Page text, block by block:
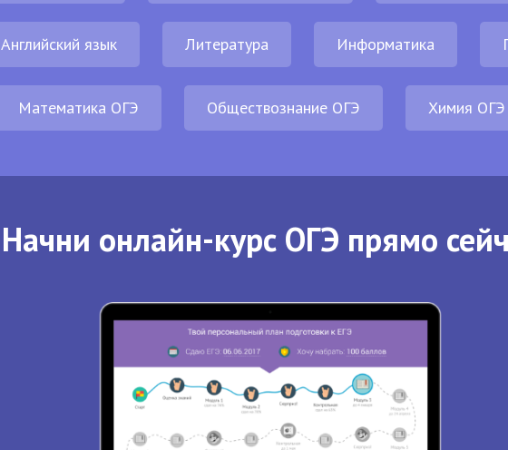
Английский язык Литература Информатика
Математика ОГЭ Обществознание ОГЭ Химия ОГЭ
Начни онлайн-курс ОГЭ прямо